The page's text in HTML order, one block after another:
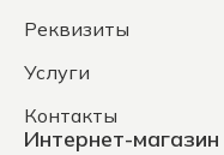
Реквизиты
Услуги
Контакты
Интернет-